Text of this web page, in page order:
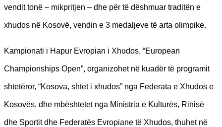
vendit tonë – mikpritjen – dhe për të dëshmuar traditën e
xhudos në Kosovë, vendin e 3 medaljeve të arta olimpike.
Kampionati i Hapur Evropian i Xhudos, “European
Championships Open”, organizohet në kuadër të programit
shtetëror, “Kosova, shtet i xhudos” nga Federata e Xhudos e
Kosovës, dhe mbështetet nga Ministria e Kulturës, Rinisë
dhe Sportit dhe Federatës Evropiane të Xhudos, thuhet në